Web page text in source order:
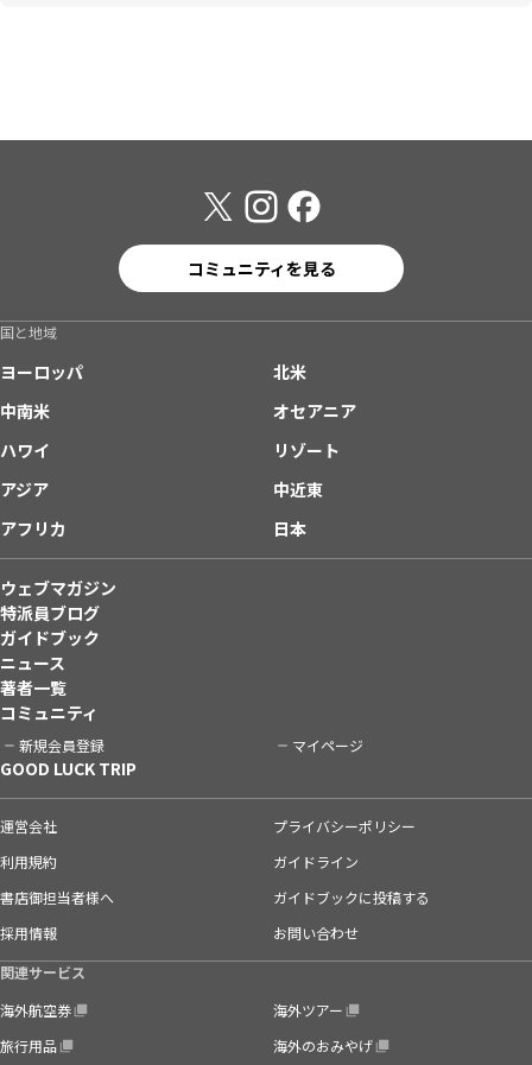
コミュニティを見る
国と地域
ヨーロッパ
北米
中南米
オセアニア
ハワイ
リゾート
アジア
中近東
アフリカ
日本
ウェブマガジン
特派員ブログ
ガイドブック
ニュース
著者一覧
コミュニティ
新規会員登録 マイページ
GOOD LUCK TRIP
運営会社
プライバシーポリシー
利用規約
ガイドライン
書店御担当者様へ
ガイドブックに投稿する
採用情報
お問い合わせ
関連サービス
海外航空券
海外ツアー
旅行用品
海外のおみやげ